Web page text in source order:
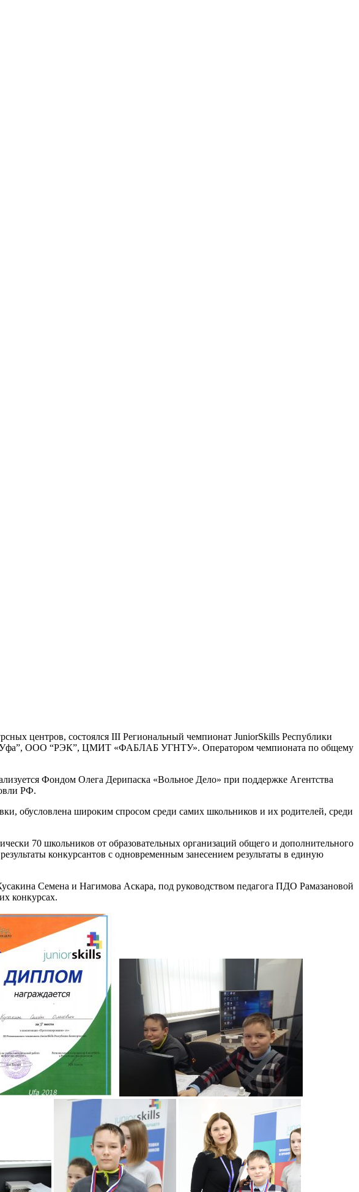
центров, состоялся III Региональный чемпионат JuniorSkills Республики
Уфа”, ООО “РЭК”, ЦМИТ «ФАБЛАБ УГНТУ». Оператором чемпионата по общему
Фондом Олега Дерипаска «Вольное Дело» при поддержке Агентства
РФ.
обусловлена широким спросом среди самих школьников и их родителей, среди
70 школьников от образовательных организаций общего и дополнительного
конкурсантов с одновременным занесением результаты в единую
Семена и Нагимова Аскара, под руководством педагога ПДО Рамазановой
конкурсах.